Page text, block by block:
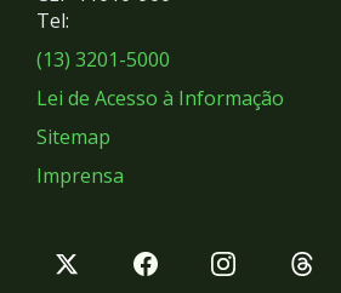
Sociais
Tel:
(13) 3201-5000
Lei de Acesso à Informação
Sitemap
Imprensa